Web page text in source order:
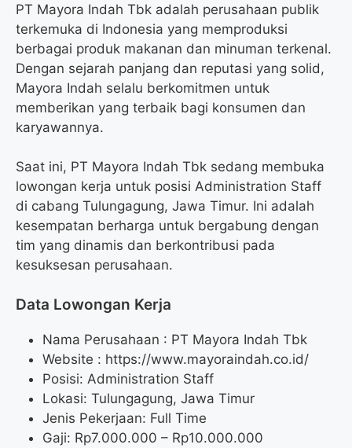
PT Mayora Indah Tbk adalah perusahaan publik
terkemuka di Indonesia yang memproduksi
berbagai produk makanan dan minuman terkenal.
Dengan sejarah panjang dan reputasi yang solid,
Mayora Indah selalu berkomitmen untuk
memberikan yang terbaik bagi konsumen dan
karyawannya.
Saat ini, PT Mayora Indah Tbk sedang membuka
lowongan kerja untuk posisi Administration Staff
di cabang Tulungagung, Jawa Timur. Ini adalah
kesempatan berharga untuk bergabung dengan
tim yang dinamis dan berkontribusi pada
kesuksesan perusahaan.
Data Lowongan Kerja
Nama Perusahaan : PT Mayora Indah Tbk
Website : https://www.mayoraindah.co.id/
Posisi: Administration Staff
Lokasi: Tulungagung, Jawa Timur
Jenis Pekerjaan: Full Time
Gaji: Rp7.000.000 – Rp10.000.000